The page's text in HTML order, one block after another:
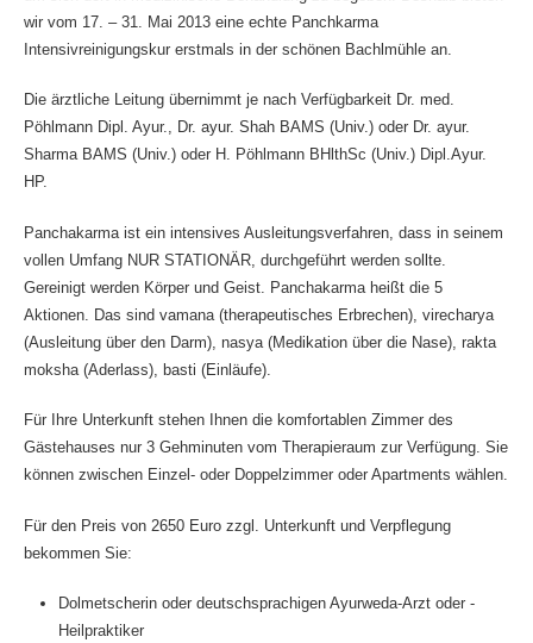
wir vom 17. – 31. Mai 2013 eine echte Panchkarma
Intensivreinigungskur erstmals in der schönen Bachlmühle an.
Die ärztliche Leitung übernimmt je nach Verfügbarkeit Dr. med.
Pöhlmann Dipl. Ayur., Dr. ayur. Shah BAMS (Univ.) oder Dr. ayur.
Sharma BAMS (Univ.) oder H. Pöhlmann BHlthSc (Univ.) Dipl.Ayur.
HP.
Panchakarma ist ein intensives Ausleitungsverfahren, dass in seinem
vollen Umfang NUR STATIONÄR, durchgeführt werden sollte.
Gereinigt werden Körper und Geist. Panchakarma heißt die 5
Aktionen. Das sind vamana (therapeutisches Erbrechen), virecharya
(Ausleitung über den Darm), nasya (Medikation über die Nase), rakta
moksha (Aderlass), basti (Einläufe).
Für Ihre Unterkunft stehen Ihnen die komfortablen Zimmer des
Gästehauses nur 3 Gehminuten vom Therapieraum zur Verfügung. Sie
können zwischen Einzel- oder Doppelzimmer oder Apartments wählen.
Für den Preis von 2650 Euro zzgl. Unterkunft und Verpflegung
bekommen Sie:
Dolmetscherin oder deutschsprachigen Ayurweda-Arzt oder -
Heilpraktiker